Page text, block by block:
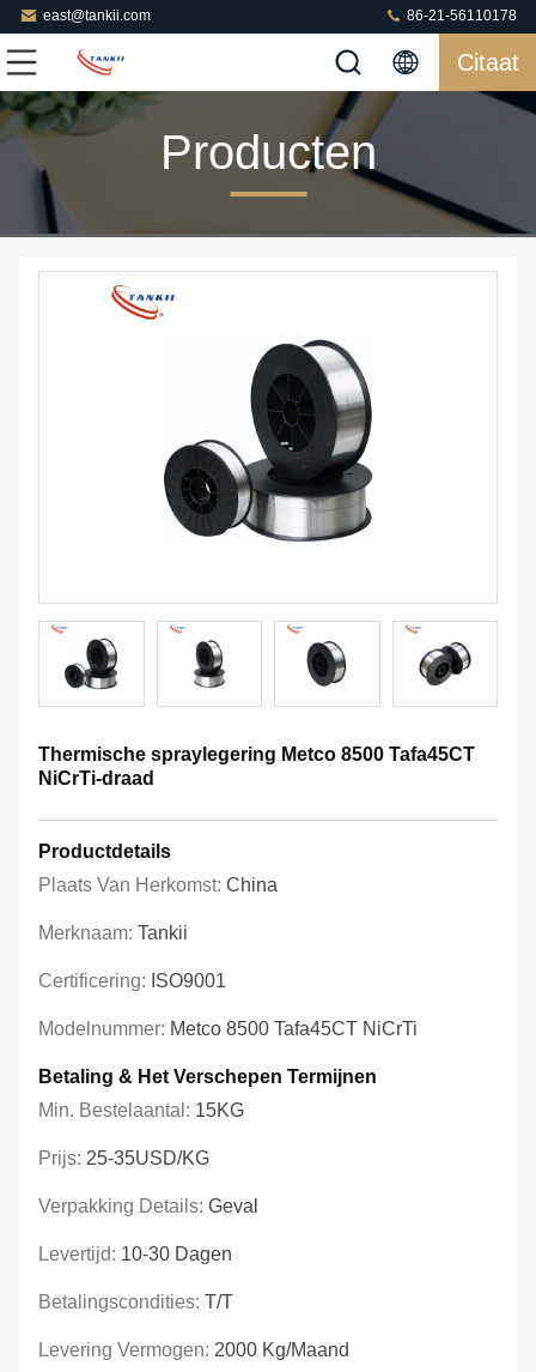
east@tankii.com 86-21-56110178
Citaat
Producten
Thermische spraylegering Metco 8500 Tafa45CT
NiCrTi-draad
Productdetails
Plaats Van Herkomst: China
Merknaam: Tankii
Certificering: ISO9001
Modelnummer: Metco 8500 Tafa45CT NiCrTi
Betaling & Het Verschepen Termijnen
Min. Bestelaantal: 15KG
Prijs: 25-35USD/KG
Verpakking Details: Geval
Levertijd: 10-30 Dagen
Betalingscondities: T/T
Levering Vermogen: 2000 Kg/maand